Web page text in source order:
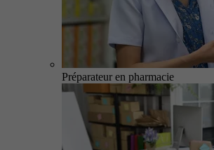
Préparateur en pharmacie